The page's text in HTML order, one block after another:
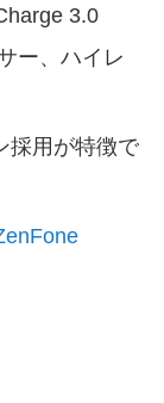
3.0
ー、ハイレ
採用が特徴で